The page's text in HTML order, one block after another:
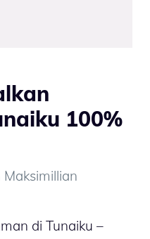
100%
Maksimillian
di Tunaiku –